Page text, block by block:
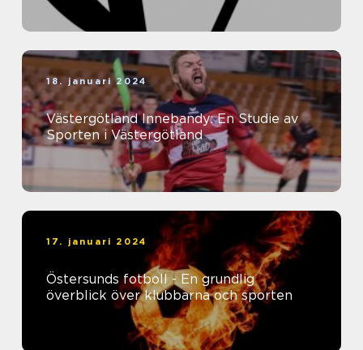
18. januari 2024
Västergötland Innebandy: En Studie av
Sporten i Västergötland
17. januari 2024
Östersunds fotboll - En grundlig
överblick över klubbarna och sporten